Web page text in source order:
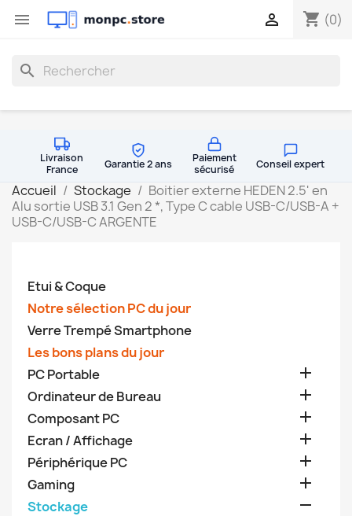
 shopping_cart (0)

search
Livraison
France
Garantie 2 ans
Paiement
sécurisé
Conseil expert
Accueil Stockage
Boitier externe HEDEN 2.5' en
Alu sortie USB 3.1 Gen 2 *, Type C cable USB-C/USB-A +
USB-C/USB-C ARGENTE
Etui & Coque
Notre sélection PC du jour
Verre Trempé Smartphone
Les bons plans du jour
PC Portable

Ordinateur de Bureau 
Composant PC 
Ecran / Affichage 
Périphérique PC 
Gaming 
Stockage 